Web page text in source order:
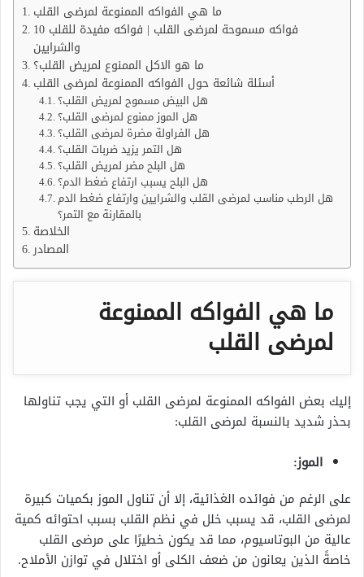
ما هي الفواكه الممنوعة لمرضى القلب
10 فواكه مسموحة لمرضى القلب | فواكه مفيدة للقلب
والشرايين
ما هو الاكل الممنوع لمريض القلب؟
أسئلة شائعة حول الفواكه الممنوعة لمرضى القلب
هل البيض مسموح لمريض القلب؟
هل الموز ممنوع لمرضى القلب؟
هل الفراولة مضرة لمرضى القلب؟
هل التمر يزيد ضربات القلب؟
هل البلح مضر لمريض القلب؟
هل البلح يسبب ارتفاع ضغط الدم؟
هل الرطب مناسب لمرضى القلب والشرايين وارتفاع ضغط الدم
بالمقارنة مع التمر؟
الخلاصة
المصادر
ما هي الفواكه الممنوعة
لمرضى القلب
إليك بعض الفواكه الممنوعة لمرضى القلب أو التي يجب تناولها
بحذر شديد بالنسبة لمرضى القلب:
الموز:
على الرغم من فوائده الغذائية، إلا أن تناول الموز بكميات كبيرة
لمرضى القلب، قد يسبب خلل في نظم القلب بسبب احتوائه كمية
عالية من البوتاسيوم، مما قد يكون خطيرًا على مرضى القلب
خاصةً الذين يعانون من ضعف الكلى أو اختلال في توازن الأملاح.